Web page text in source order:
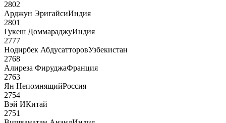
2802
Арджун ЭригайсиИндия
2801
Гукеш ДоммараджуИндия
2777
Нодирбек АбдусатторовУзбекистан
2768
Алиреза ФируджаФранция
2763
Ян НепомнящийРоссия
2754
Вэй ИКитай
2751